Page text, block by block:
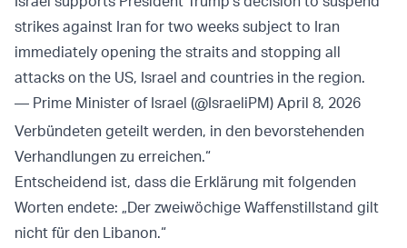
strikes against Iran for two weeks subject to Iran
immediately opening the straits and stopping all
attacks on the US, Israel and countries in the region.
— Prime Minister of Israel (@IsraeliPM) April 8, 2026
Verbündeten geteilt werden, in den bevorstehenden
Verhandlungen zu erreichen.“
Entscheidend ist, dass die Erklärung mit folgenden
Worten endete: „Der zweiwöchige Waffenstillstand gilt
nicht für den Libanon.“